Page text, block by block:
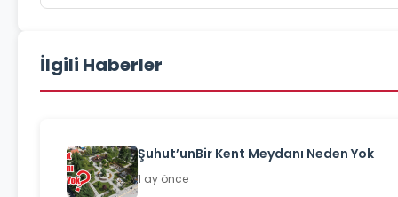
İlgili Haberler
Şuhut’unBir Kent Meydanı Neden Yok
1 ay önce